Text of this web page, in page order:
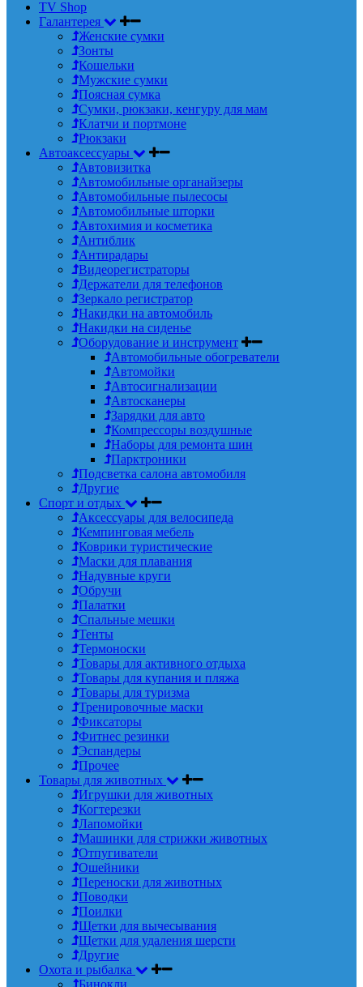
TV Shop
Галантерея
Женские сумки
Зонты
Кошельки
Мужские сумки
Поясная сумка
Сумки, рюкзаки, кенгуру для мам
Клатчи и портмоне
Рюкзаки
Автоаксессуары
Автовизитка
Автомобильные органайзеры
Автомобильные пылесосы
Автомобильные шторки
Автохимия и косметика
Антиблик
Антирадары
Видеорегистраторы
Держатели для телефонов
Зеркало регистратор
Накидки на автомобиль
Накидки на сиденье
Оборудование и инструмент
Автомобильные обогреватели
Автомойки
Автосигнализации
Автосканеры
Зарядки для авто
Компрессоры воздушные
Наборы для ремонта шин
Парктроники
Подсветка салона автомобиля
Другие
Спорт и отдых
Аксессуары для велосипеда
Кемпинговая мебель
Коврики туристические
Маски для плавания
Надувные круги
Обручи
Палатки
Спальные мешки
Тенты
Термоноски
Товары для активного отдыха
Товары для купания и пляжа
Товары для туризма
Тренировочные маски
Фиксаторы
Фитнес резинки
Эспандеры
Прочее
Товары для животных
Игрушки для животных
Когтерезки
Лапомойки
Машинки для стрижки животных
Отпугиватели
Ошейники
Переноски для животных
Поводки
Поилки
Щетки для вычесывания
Щетки для удаления шерсти
Другие
Охота и рыбалка
Бинокли